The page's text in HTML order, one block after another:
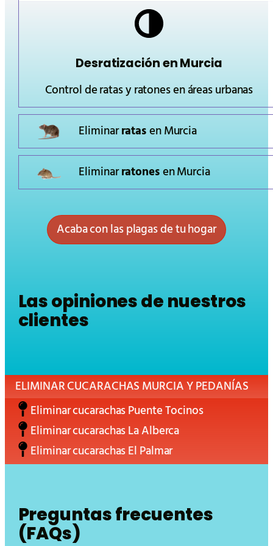
Desratización enMurcia
Control de ratas y ratones en áreas urbanas
EliminarratasenMurcia
EliminarratonesenMurcia
Acaba con las plagas de tu hogar
Las opiniones de nuestros
clientes
ELIMINAR CUCARACHAS MURCIA Y PEDANÍAS
Eliminar cucarachas Puente Tocinos
Eliminar cucarachas La Alberca
Eliminar cucarachas El Palmar
Preguntas frecuentes
(FAQs)